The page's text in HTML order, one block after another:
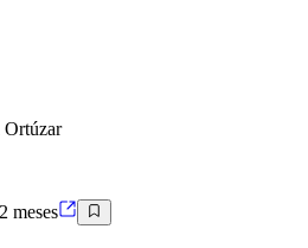
Ortúzar
meses